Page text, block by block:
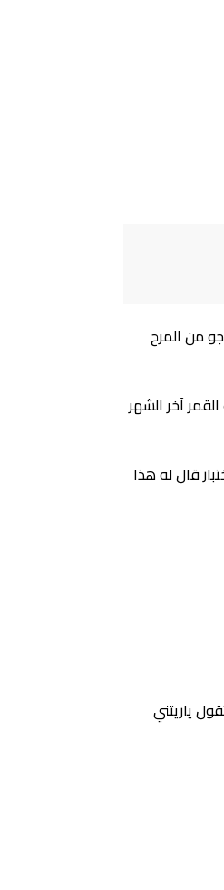
من المرح
آخر الشهر
قال له هذا
ياريتني